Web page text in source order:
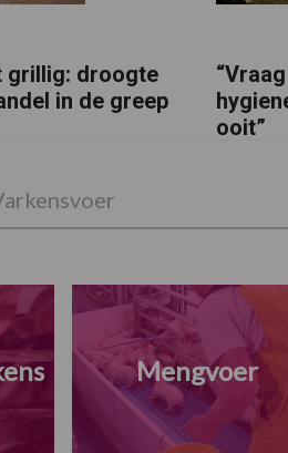
grillig: droogte
in de greep
ooit”
Mengvoer